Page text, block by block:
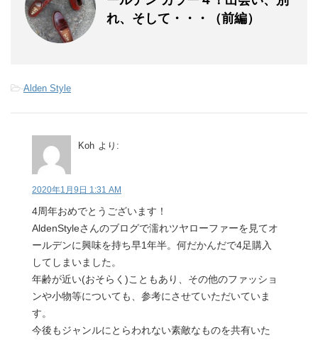
れ、そして・・・（前編）
-Alden Style
Koh より:
2020年1月9日 1:31 AM
4周年おめでとうございます！
AldenStyleさんのブログで濡れツヤローファーを見てオ
ールデンに興味を持ち早1年半。何だかんだで4足購入
してしまいました。
年齢が近い(おそらく)こともあり、その他のファッショ
ンや小物等についても、参考にさせていただいていま
す。
今後もジャンルにとらわれない素敵なものを共有いた